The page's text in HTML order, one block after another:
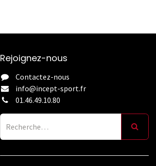
Rejoignez-nous
Contactez-nous
info@incept-sport.fr
01.46.49.10.80